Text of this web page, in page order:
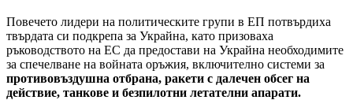
Повечето лидери на политическите групи в ЕП потвърдиха
твърдата си подкрепа за Украйна, като призоваха
ръководството на ЕС да предостави на Украйна необходимите
за спечелване на войната оръжия, включително системи за
противовъздушна отбрана, ракети с далечен обсег на
действие, танкове и безпилотни летателни апарати.